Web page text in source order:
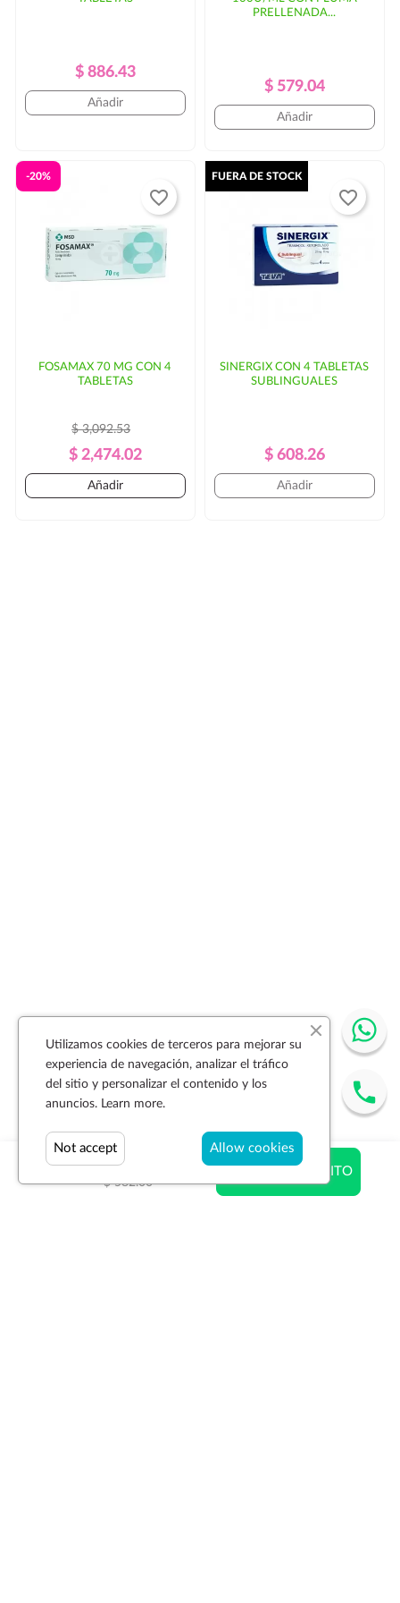
$ 320.10
$ 582.00
AÑADIR AL CARRITO
Precio
Regular
Precio
$ 886.43
Añadir
PRELLENADA...
Precio
Regular
Precio
$ 579.04
Añadir
FOSAMAX 70 MG CON 4
TABLETAS
Precio
Regular
$ 3,092.53
Precio
$ 2,474.02
-20%
Añadir
favorite_border
SINERGIX CON 4 TABLETAS
SUBLINGUALES
Precio
Regular
Precio
$ 608.26
FUERA DE STOCK
Añadir
favorite_border
Utilizamos cookies de terceros para mejorar su
experiencia de navegación, analizar el tráfico
del sitio y personalizar el contenido y los
anuncios. Learn more.
Allow cookies
Not accept